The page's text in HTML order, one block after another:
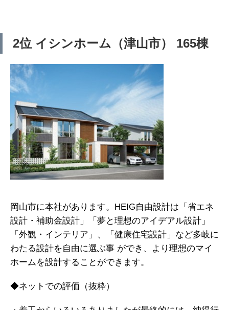
2位 イシンホーム（津山市） 165棟
岡山市に本社があります。HEIG自由設計は「省エネ
設計・補助金設計」「夢と理想のアイデアル設計」
「外観・インテリア」、「健康住宅設計」など多岐に
わたる設計を自由に選ぶ事 ができ、より理想のマイ
ホームを設計することができます。
◆ネットでの評価（抜粋）